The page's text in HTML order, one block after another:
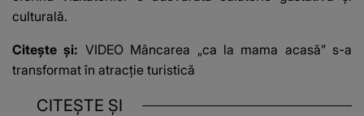
culturală.
Citește și: VIDEO Mâncarea „ca la mama acasă” s-a
transformat în atracție turistică
CITEȘTE ȘI